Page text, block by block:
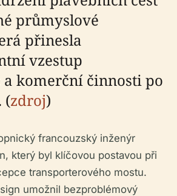
průmyslové
přinesla
vzestup
komerční činnosti po
(zdroj)
francouzský inženýr
který byl klíčovou postavou při
transporterového mostu.
umožnil bezproblémový